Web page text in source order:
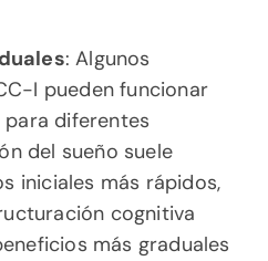
: Algunos
I pueden funcionar
diferentes
del sueño suele
iniciales más rápidos,
cognitiva
más graduales